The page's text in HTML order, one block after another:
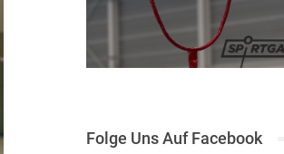
Folge Uns Auf Facebook